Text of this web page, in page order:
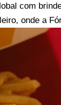
com
onde a